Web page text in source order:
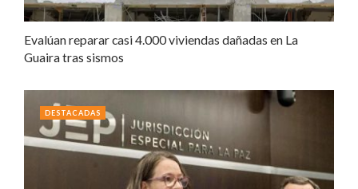
Evalúan reparar casi 4.000 viviendas dañadas en La
Guaira tras sismos
DESTACADAS